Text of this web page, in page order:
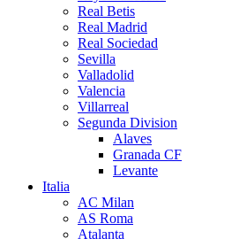
Real Betis
Real Madrid
Real Sociedad
Sevilla
Valladolid
Valencia
Villarreal
Segunda Division
Alaves
Granada CF
Levante
Italia
AC Milan
AS Roma
Atalanta